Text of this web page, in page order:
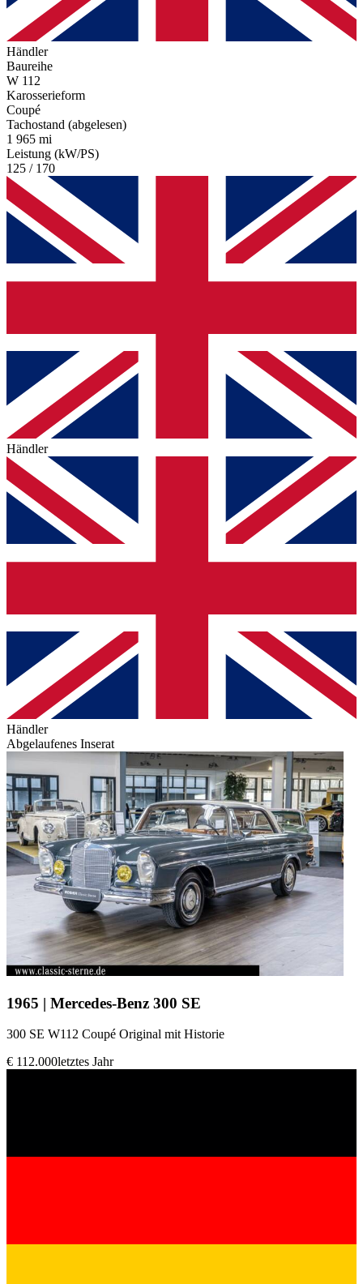
Händler
Baureihe
W 112
Karosserieform
Coupé
Tachostand (abgelesen)
1 965 mi
Leistung (kW/PS)
125 / 170
Händler
Händler
Abgelaufenes Inserat
1965 | Mercedes-Benz 300 SE
300 SE W112 Coupé Original mit Historie
€ 112.000letztes Jahr